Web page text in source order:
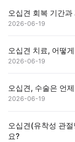
오십견 회복 기간과
2026-06-19
오십견 치료, 어떻
2026-06-19
오십견, 수술은 언
2026-06-19
오십견(유착성 관
요?